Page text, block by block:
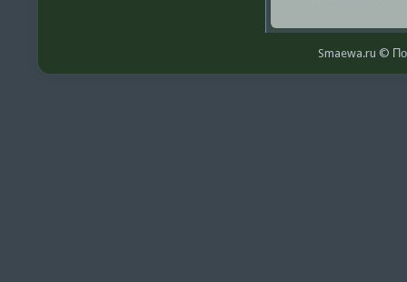
Smaewa.ru ©